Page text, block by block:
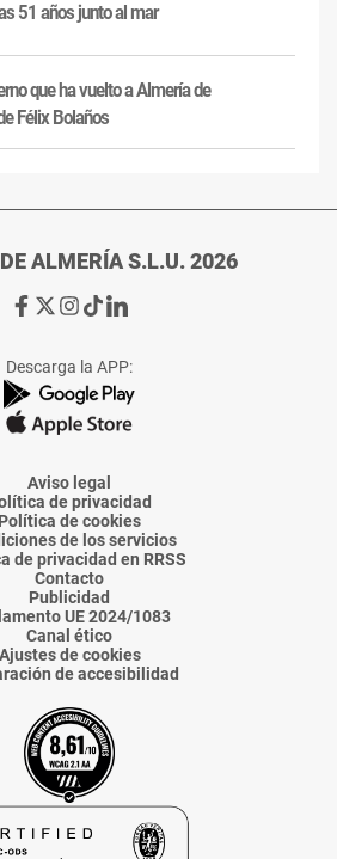
51 años junto al mar
que ha vuelto a Almería de
Félix Bolaños
ALMERÍA S.L.U. 2026
Ir
de
La
Voz
Almería
Ir
de
La
Voz
Almería
Ir
de
La
Voz
Almería
Ir
de
La
Voz
Almería
Ir
de
La
Voz
Descarga la APP:
Aviso legal
de privacidad
Política de cookies
de los servicios
de privacidad en RRSS
Contacto
Publicidad
UE 2024/1083
Canal ético
Ajustes de cookies
de accesibilidad